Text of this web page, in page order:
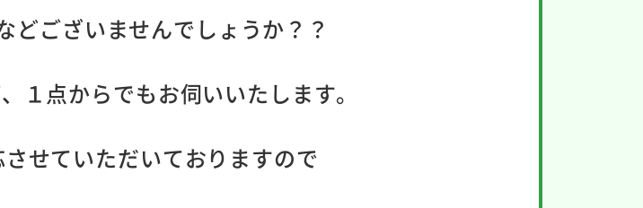
どございませんでしょうか？？
１点からでもお伺いいたします。
せていただいておりますので